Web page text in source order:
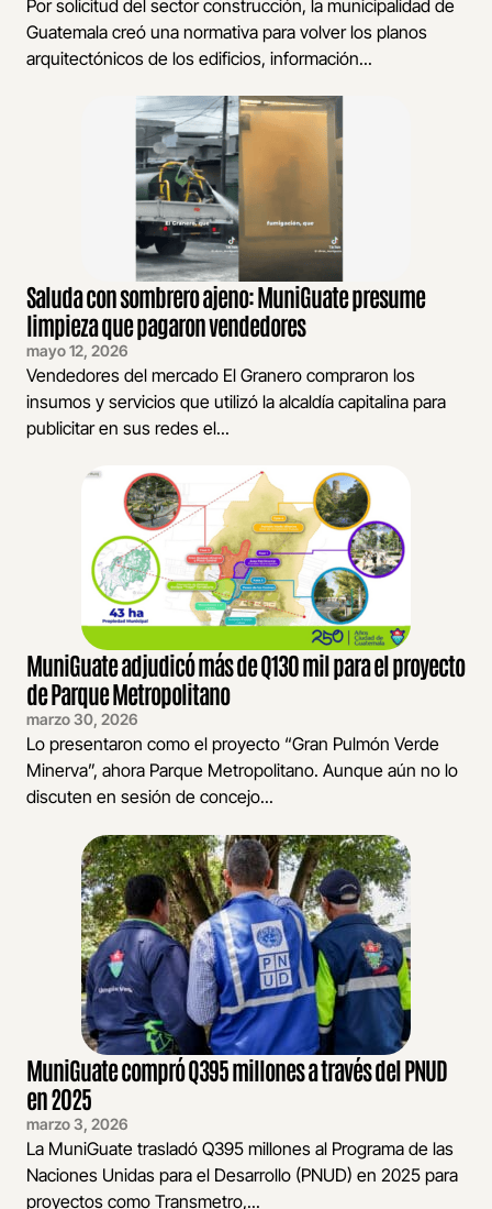
Por solicitud del sector construcción, la municipalidad de
Guatemala creó una normativa para volver los planos
arquitectónicos de los edificios, información...
Saluda con sombrero ajeno: MuniGuate presume
limpieza que pagaron vendedores
mayo 12, 2026
Vendedores del mercado El Granero compraron los
insumos y servicios que utilizó la alcaldía capitalina para
publicitar en sus redes el...
MuniGuate adjudicó más de Q130 mil para el proyecto
de Parque Metropolitano
marzo 30, 2026
Lo presentaron como el proyecto “Gran Pulmón Verde
Minerva”, ahora Parque Metropolitano. Aunque aún no lo
discuten en sesión de concejo...
MuniGuate compró Q395 millones a través del PNUD
en 2025
marzo 3, 2026
La MuniGuate trasladó Q395 millones al Programa de las
Naciones Unidas para el Desarrollo (PNUD) en 2025 para
proyectos como Transmetro,...